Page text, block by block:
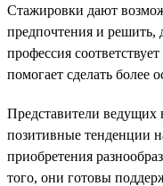
Стажировки дают
предпочтения и решить,
профессия
помогает сделать более
Представители ведущих
позитивные тенденции
приобретения
того, они готовы